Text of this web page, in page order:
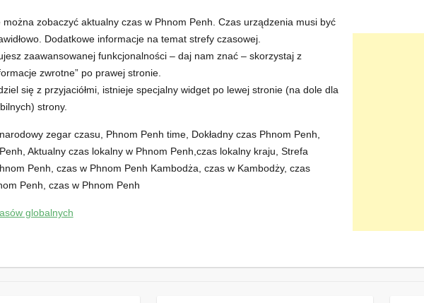
można zobaczyć aktualny czas w Phnom Penh. Czas urządzenia musi być
Dodatkowe informacje na temat strefy czasowej.
zaawansowanej funkcjonalności – daj nam znać – skorzystaj z
zwrotne” po prawej stronie.
się z przyjaciółmi, istnieje specjalny widget po lewej stronie (na dole dla
strony.
zegar czasu, Phnom Penh time, Dokładny czas Phnom Penh,
Aktualny czas lokalny w Phnom Penh,czas lokalny kraju, Strefa
Penh, czas w Phnom Penh Kambodża, czas w Kambodży, czas
Penh, czas w Phnom Penh
globalnych